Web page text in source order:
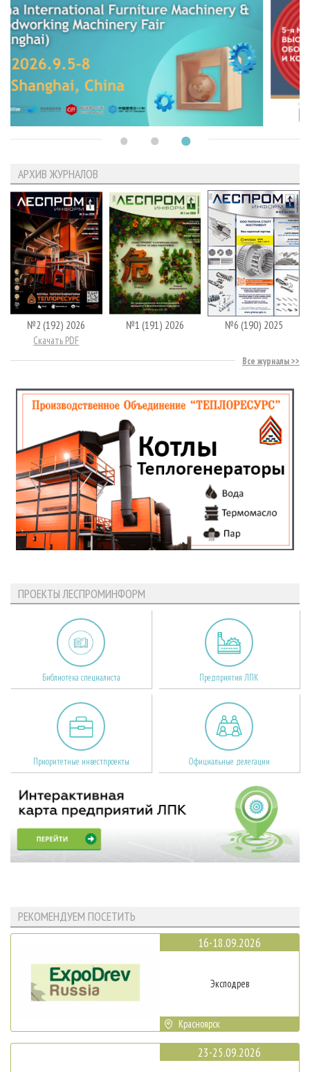
АРХИВ ЖУРНАЛОВ
№2 (192) 2026
Скачать PDF
№1 (191) 2026 №6 (190) 2025
Все журналы
ПРОЕКТЫ ЛЕСПРОМИНФОРМ
Библиотека специалиста Предприятия ЛПК
Приоритетные инвестпроекты Официальные делегации
РЕКОМЕНДУЕМ ПОСЕТИТЬ
16-18.09.2026
Эксподрев
Красноярск
23-25.09.2026